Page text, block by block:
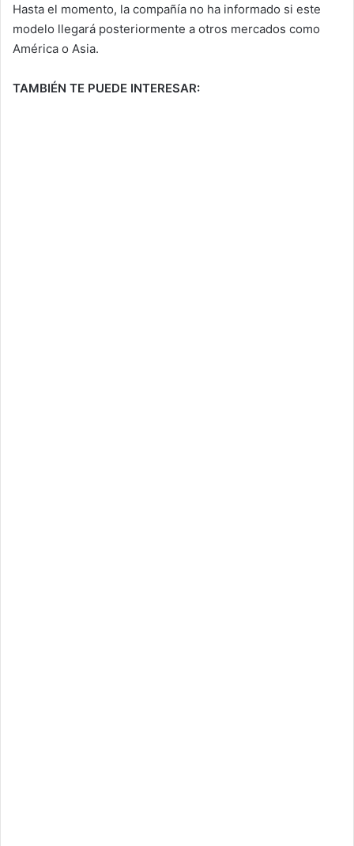
Hasta el momento, la compañía no ha informado si este
modelo llegará posteriormente a otros mercados como
América o Asia.
TAMBIÉN TE PUEDE INTERESAR: